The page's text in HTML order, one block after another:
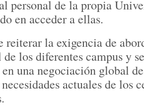
personal de la propia
en acceder a ellas.
reiterar la exigencia de
los diferentes campus y
una negociación global
actuales de los